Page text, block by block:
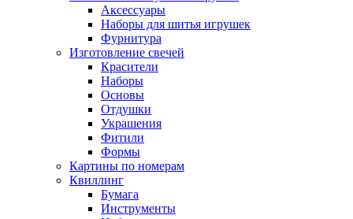
Аксессуары
Наборы для шитья игрушек
Фурнитура
Изготовление свечей
Красители
Наборы
Основы
Отдушки
Украшения
Фитили
Формы
Картины по номерам
Квиллинг
Бумага
Инструменты